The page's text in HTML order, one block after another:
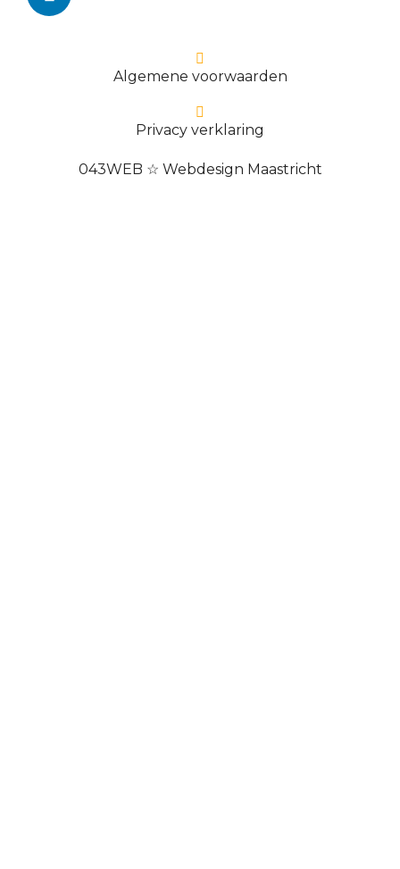
Algemene voorwaarden
Privacy verklaring
043WEB ☆ Webdesign Maastricht